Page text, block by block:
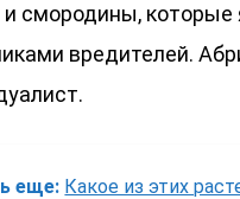
смородины, которые
вредителей.
еще: Какое из этих